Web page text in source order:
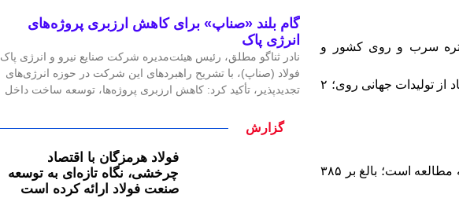
سرب و روی کشور و
خاورمیانه است و با بهره برداری از تمام فازهای پروژه؛ سهم مهدی آباد از تولیدات جهانی روی؛ ۲
فلاح اظهار داشت: تاکنون بدون در نظر گرفتن فاز سوم که در مرحله مطالعه است؛ بالغ بر ۳۸۵
گام بلند «صناپ» برای کاهش ارزبری پروژه‌های
انرژی پاک
نادر ثناگو مطلق، رئیس هیئت‌مدیره شرکت صنایع نیرو و انرژی پاک
فولاد (صناپ)، با تشریح راهبردهای این شرکت در حوزه انرژی‌های
تجدیدپذیر، تأکید کرد: کاهش ارزبری پروژه‌ها، توسعه ساخت داخل
گزارش
فولاد هرمزگان با اقتصاد
چرخشی، نگاه تازه‌ای به توسعه
صنعت فولاد ارائه کرده است